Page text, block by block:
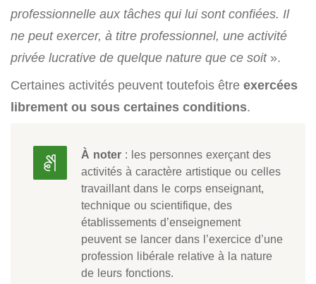
professionnelle aux tâches qui lui sont confiées. Il
ne peut exercer, à titre professionnel, une activité
privée lucrative de quelque nature que ce soit ».
Certaines activités peuvent toutefois être exercées
librement ou sous certaines conditions.
À noter : les personnes exerçant des
activités à caractère artistique ou celles
travaillant dans le corps enseignant,
technique ou scientifique, des
établissements d’enseignement
peuvent se lancer dans l’exercice d’une
profession libérale relative à la nature
de leurs fonctions.